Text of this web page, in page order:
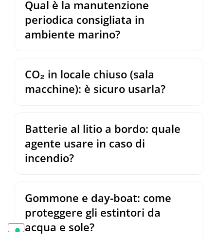
Qual è la manutenzione
periodica consigliata in
ambiente marino?
CO₂ in locale chiuso (sala
macchine): è sicuro usarla?
Batterie al litio a bordo: quale
agente usare in caso di
incendio?
Gommone e day‑boat: come
proteggere gli estintori da
acqua e sole?